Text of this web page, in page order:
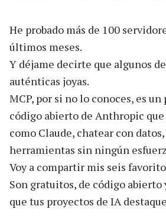
He probado más de 100
últimos meses.
Y déjame decirte que algunos
auténticas joyas.
MCP, por si no lo conoces, es
código abierto de Anthropic
como Claude, chatear con
herramientas sin ningún
Voy a compartir mis seis
Son gratuitos, de código abierto
que tus proyectos de IA